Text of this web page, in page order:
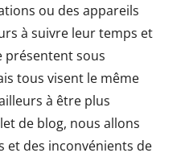
ou des appareils
à suivre leur temps et
présentent sous
tous visent le même
à être plus
de blog, nous allons
et des inconvénients de